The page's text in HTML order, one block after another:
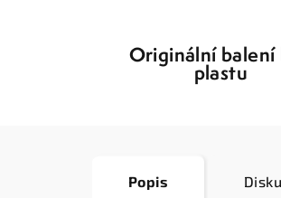
Originální balení
plastu
Popis